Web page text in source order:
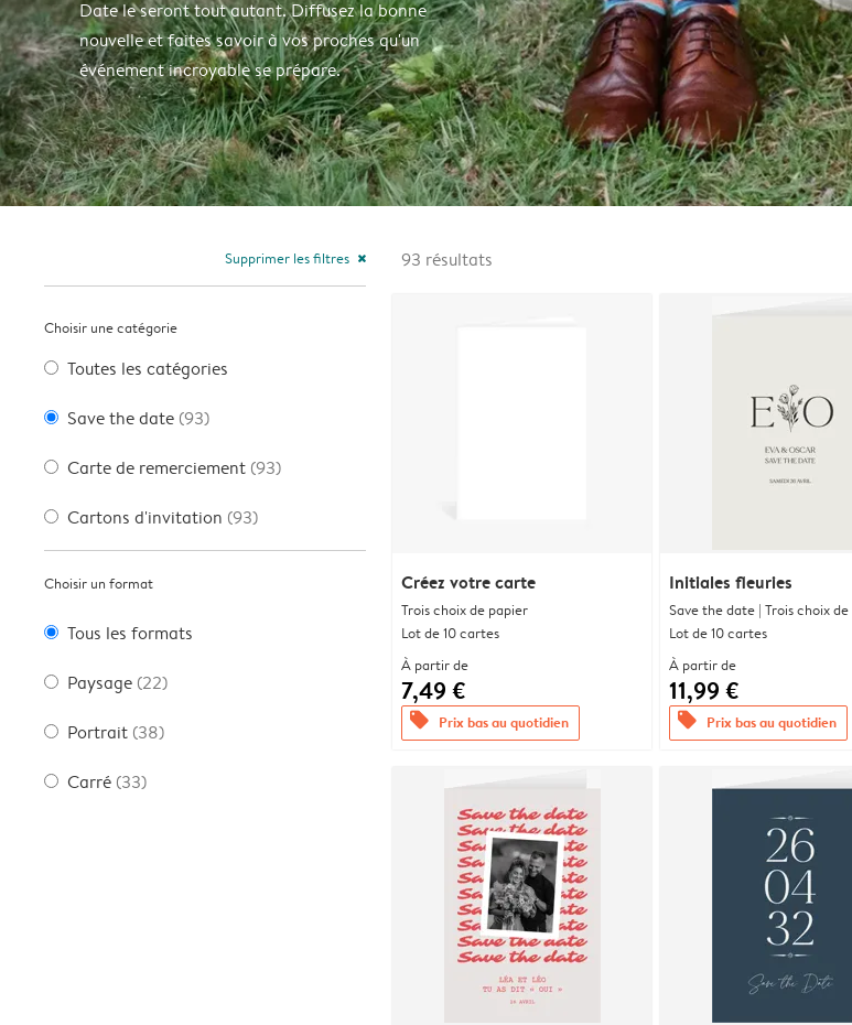
Date le seront tout autant. Diffusez la bonne
nouvelle et faites savoir à vos proches qu'un
événement incroyable se prépare.
Supprimer les filtres close
Choisir une catégorie
Toutes les catégories
Save the date (93)
Carte de remerciement (93)
Cartons d'invitation (93)
Choisir un format
Tous les formats
Paysage (22)
Portrait (38)
Carré (33)
93 résultats
Créez votre carte
Trois choix de papier
Lot de 10 cartes
À partir de
7,49 €
offers Prix bas au quotidien
Initiales fleuries
Save the date | Trois choix
Lot de 10 cartes
À partir de
11,99 €
offers Prix bas au quotidien